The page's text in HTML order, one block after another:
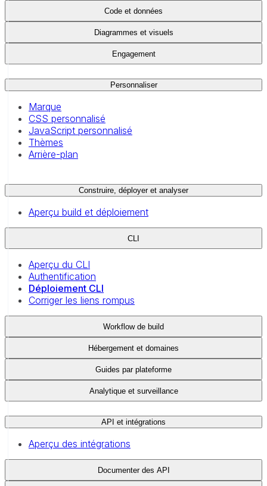
Code et données
Diagrammes et visuels
Engagement
Personnaliser
Marque
CSS personnalisé
JavaScript personnalisé
Thèmes
Arrière-plan
Construire, déployer et analyser
Aperçu build et déploiement
CLI
Aperçu du CLI
Authentification
Déploiement CLI
Corriger les liens rompus
Workflow de build
Hébergement et domaines
Guides par plateforme
Analytique et surveillance
API et intégrations
Aperçu des intégrations
Documenter des API